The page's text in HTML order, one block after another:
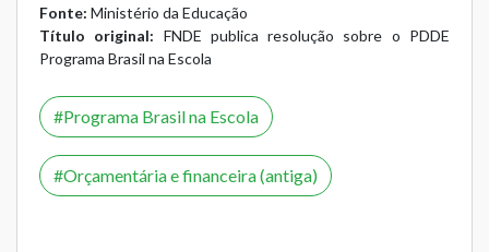
Fonte: Ministério da Educação
Título original: FNDE publica resolução sobre o PDDE
Programa Brasil na Escola
Programa Brasil na Escola
Orçamentária e financeira (antiga)